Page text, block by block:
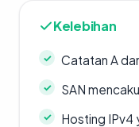
Kelebihan
Catatan A
SAN
Hosting IPv4